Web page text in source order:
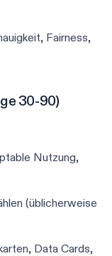
Fairness,
30-90)
Nutzung,
(üblicherweise
Data Cards,